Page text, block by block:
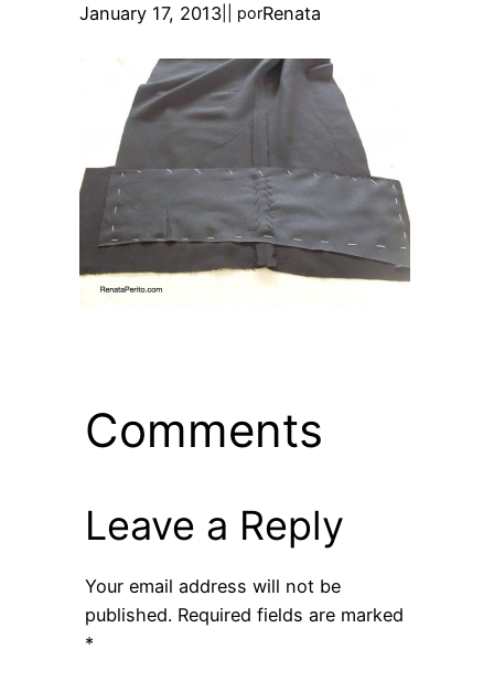
January 17, 2013 | porRenata
Comments
Leave a Reply
Your email address will not be
published. Required fields are marked
*